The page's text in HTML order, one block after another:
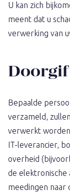
U kan zich
meent dat u
verwerking van
Bepaalde
verzameld,
verwerkt
IT-leverancier,
overheid
de elektronische
meedingen naar